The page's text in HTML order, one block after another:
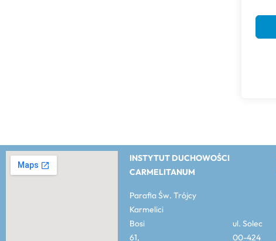
INSTYTUT DUCHOWOŚCI
CARMELITANUM
Parafia Św. Trójcy
Karmelici
Bosi ul. Solec
61, 00-424